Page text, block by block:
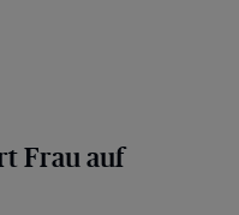
Frau auf